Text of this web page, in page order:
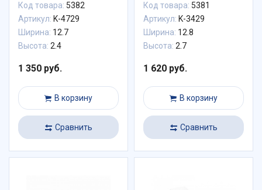
Код товара: 5382
Артикул: K-4729
Ширина: 12.7
Высота: 2.4
1 350 руб.
В корзину
Сравнить
Код товара: 5381
Артикул: K-3429
Ширина: 12.8
Высота: 2.7
1 620 руб.
В корзину
Сравнить